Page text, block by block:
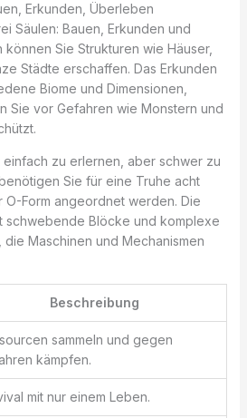
Erkunden, Überleben
Säulen: Bauen, Erkunden und
können Sie Strukturen wie Häuser,
Städte erschaffen. Das Erkunden
Biome und Dimensionen,
Sie vor Gefahren wie Monstern und
einfach zu erlernen, aber schwer zu
Sie für eine Truhe acht
Form angeordnet werden. Die
schwebende Blöcke und komplexe
Maschinen und Mechanismen
Beschreibung
sammeln und gegen
kämpfen.
mit nur einem Leben.